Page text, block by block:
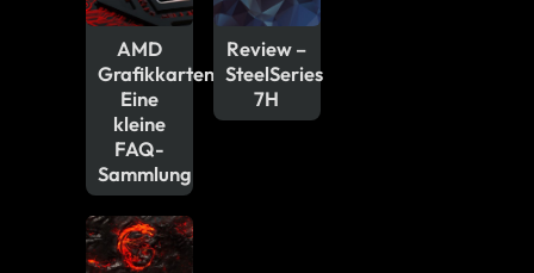
AMD
Grafikkarten:
Eine
kleine
FAQ-
Sammlung
Review –
SteelSeries
7H